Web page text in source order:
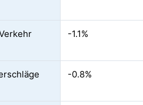
-1.1%
-0.8%